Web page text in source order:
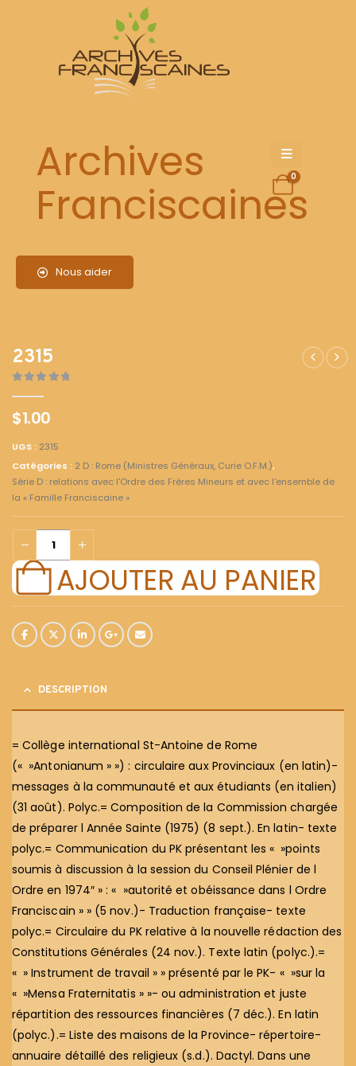
Archives
Franciscaines
Nous aider
0
2315
$1.00
UGS : 2315
Catégories : 2 D : Rome (Ministres Généraux, Curie O.F.M.),
Série D : relations avec l'Ordre des Frères Mineurs et avec l'ensemble de
la « Famille Franciscaine »
AJOUTER AU PANIER
DESCRIPTION
= Collège international St-Antoine de Rome
(« »Antonianum » ») : circulaire aux Provinciaux (en latin)-
messages à la communauté et aux étudiants (en italien)
(31 août). Polyc.= Composition de la Commission chargée
de préparer l Année Sainte (1975) (8 sept.). En latin- texte
polyc.= Communication du PK présentant les « »points
soumis à discussion à la session du Conseil Plénier de l
Ordre en 1974″ » : « »autorité et obéissance dans l Ordre
Franciscain » » (5 nov.)- Traduction française- texte
polyc.= Circulaire du PK relative à la nouvelle rédaction des
Constitutions Générales (24 nov.). Texte latin (polyc.).=
« » Instrument de travail » » présenté par le PK- « »sur la
« »Mensa Fraternitatis » »- ou administration et juste
répartition des ressources financières (7 déc.). En latin
(polyc.).= Liste des maisons de la Province- répertoire-
annuaire détaillé des religieux (s.d.). Dactyl. Dans une